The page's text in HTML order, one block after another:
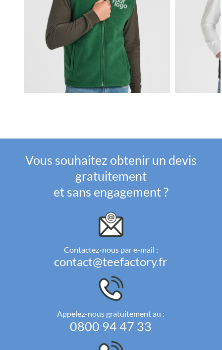
Vous souhaitez obtenir un devis
gratuitement
et sans engagement ?
Contactez-nous par e-mail :
contact@teefactory.fr
Appelez-nous gratuitement au :
0800 94 47 33